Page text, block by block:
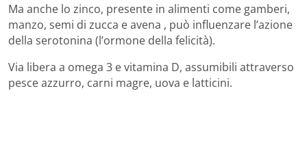
Ma anche lo zinco, presente in alimenti come gamberi,
manzo, semi di zucca e avena , può influenzare l’azione
della serotonina (l’ormone della felicità).
Via libera a omega 3 e vitamina D, assumibili attraverso
pesce azzurro, carni magre, uova e latticini.